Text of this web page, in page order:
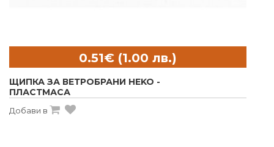
ЩИПКА ЗА ВЕТРОБРАНИ HEKO -
ПЛАСТМАСА
Добави в